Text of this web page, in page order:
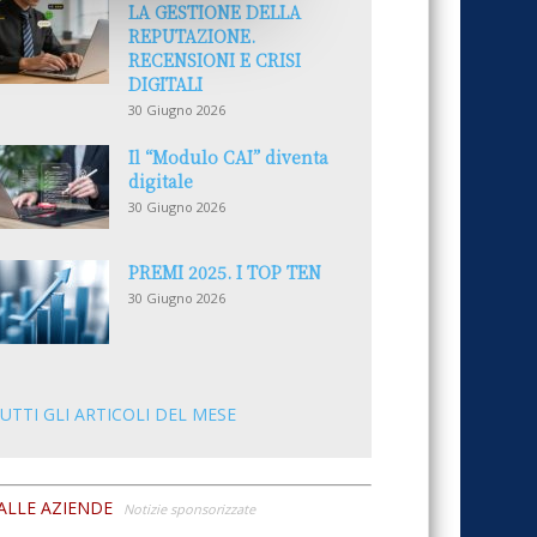
LA GESTIONE DELLA
REPUTAZIONE.
RECENSIONI E CRISI
DIGITALI
30 Giugno 2026
Il “Modulo CAI” diventa
digitale
30 Giugno 2026
PREMI 2025. I TOP TEN
30 Giugno 2026
GLI ARTICOLI DEL MESE
AZIENDE Notizie sponsorizzate